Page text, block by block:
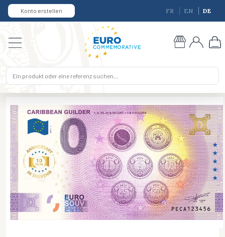
Konto erstellen FR EN DE